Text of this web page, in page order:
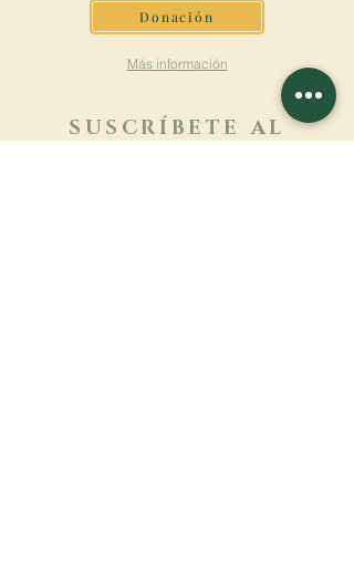
Donación
Más información
SUSCRÍBETE AL